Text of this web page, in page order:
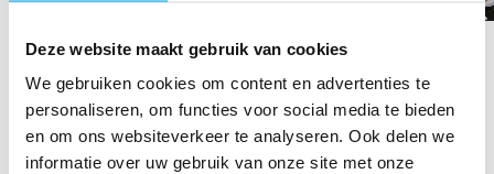
Deze website maakt gebruik van cookies
We gebruiken cookies om content en advertenties te
personaliseren, om functies voor social media te bieden
en om ons websiteverkeer te analyseren. Ook delen we
informatie over uw gebruik van onze site met onze
Fleur Geelhoed
Raised so far
€500